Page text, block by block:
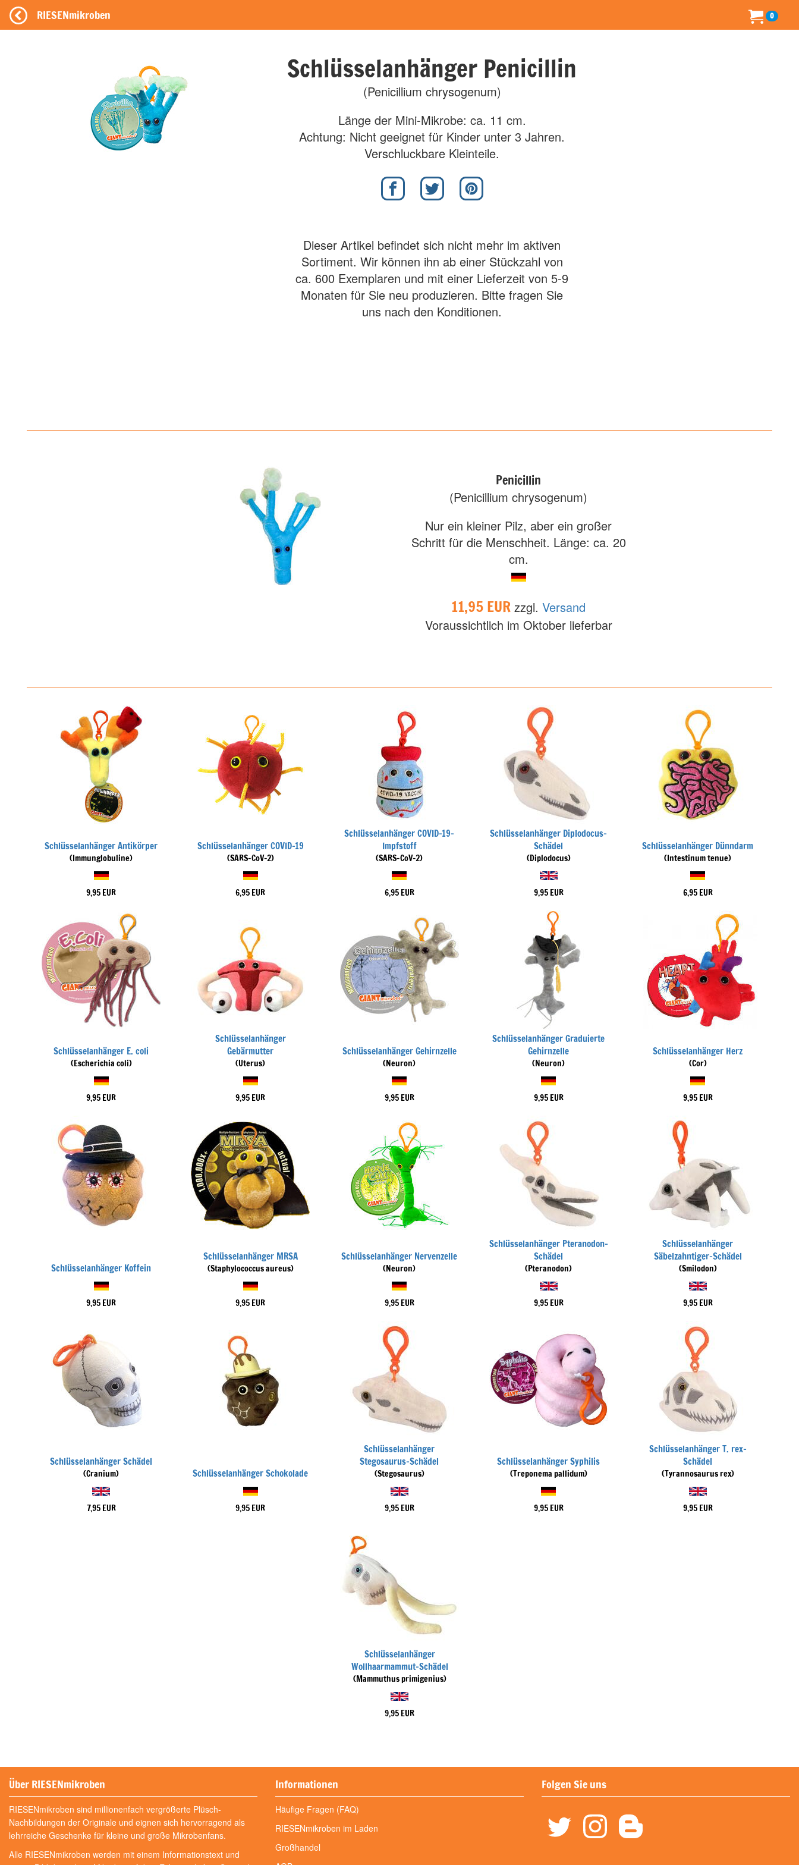
RIESENmikroben 0
Schlüsselanhänger Penicillin
(Penicillium chrysogenum)
Länge der Mini-Mikrobe: ca. 11 cm.
Achtung: Nicht geeignet für Kinder unter 3 Jahren.
Verschluckbare Kleinteile.
Dieser Artikel befindet sich nicht mehr im aktiven
Sortiment. Wir können ihn ab einer Stückzahl von
ca. 600 Exemplaren und mit einer Lieferzeit von 5-9
Monaten für Sie neu produzieren. Bitte fragen Sie
uns nach den Konditionen.
Penicillin
(Penicillium chrysogenum)
Nur ein kleiner Pilz, aber ein großer
Schritt für die Menschheit. Länge: ca. 20
cm.
11,95 EUR zzgl. Versand
Voraussichtlich im Oktober lieferbar
Schlüsselanhänger Antikörper
(Immunglobuline)
9,95 EUR
Schlüsselanhänger COVID-19
(SARS-CoV-2)
6,95 EUR
Schlüsselanhänger COVID-19-
Impfstoff
(SARS-CoV-2)
6,95 EUR
Schlüsselanhänger Diplodocus-
Schädel
(Diplodocus)
9,95 EUR
Schlüsselanhänger Dünndarm
(Intestinum tenue)
6,95 EUR
Schlüsselanhänger E. coli
(Escherichia coli)
9,95 EUR
Schlüsselanhänger
Gebärmutter
(Uterus)
9,95 EUR
Schlüsselanhänger Gehirnzelle
(Neuron)
9,95 EUR
Schlüsselanhänger Graduierte
Gehirnzelle
(Neuron)
9,95 EUR
Schlüsselanhänger Herz
(Cor)
9,95 EUR
Schlüsselanhänger Koffein
9,95 EUR
Schlüsselanhänger MRSA
(Staphylococcus aureus)
9,95 EUR
Schlüsselanhänger Nervenzelle
(Neuron)
9,95 EUR
Schlüsselanhänger Pteranodon-
Schädel
(Pteranodon)
9,95 EUR
Schlüsselanhänger
Säbelzahntiger-Schädel
(Smilodon)
9,95 EUR
Schlüsselanhänger Schädel
(Cranium)
7,95 EUR
Schlüsselanhänger Schokolade
9,95 EUR
Schlüsselanhänger
Stegosaurus-Schädel
(Stegosaurus)
9,95 EUR
Schlüsselanhänger Syphilis
(Treponema pallidum)
9,95 EUR
Schlüsselanhänger T. rex-
Schädel
(Tyrannosaurus rex)
9,95 EUR
Schlüsselanhänger
Wollhaarmammut-Schädel
(Mammuthus primigenius)
9,95 EUR
Über RIESENmikroben
RIESENmikroben sind millionenfach vergrößerte Plüsch-
Nachbildungen der Originale und eignen sich hervorragend als
lehrreiche Geschenke für kleine und große Mikrobenfans.
Alle RIESENmikroben werden mit einem Informationstext und
Informationen
Häufige Fragen (FAQ)
RIESENmikroben im Laden
Großhandel
Folgen Sie uns